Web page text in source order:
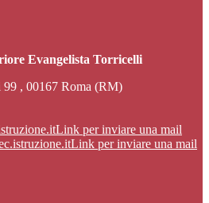
Evangelista Torricelli
, 00167 Roma (RM)
Link per inviare una mail
Link per inviare una mail